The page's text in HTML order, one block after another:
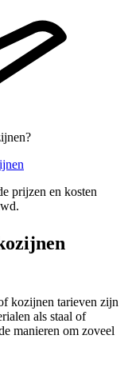
prijzen en kosten
kozijnen tarieven zijn
als staal of
manieren om zoveel